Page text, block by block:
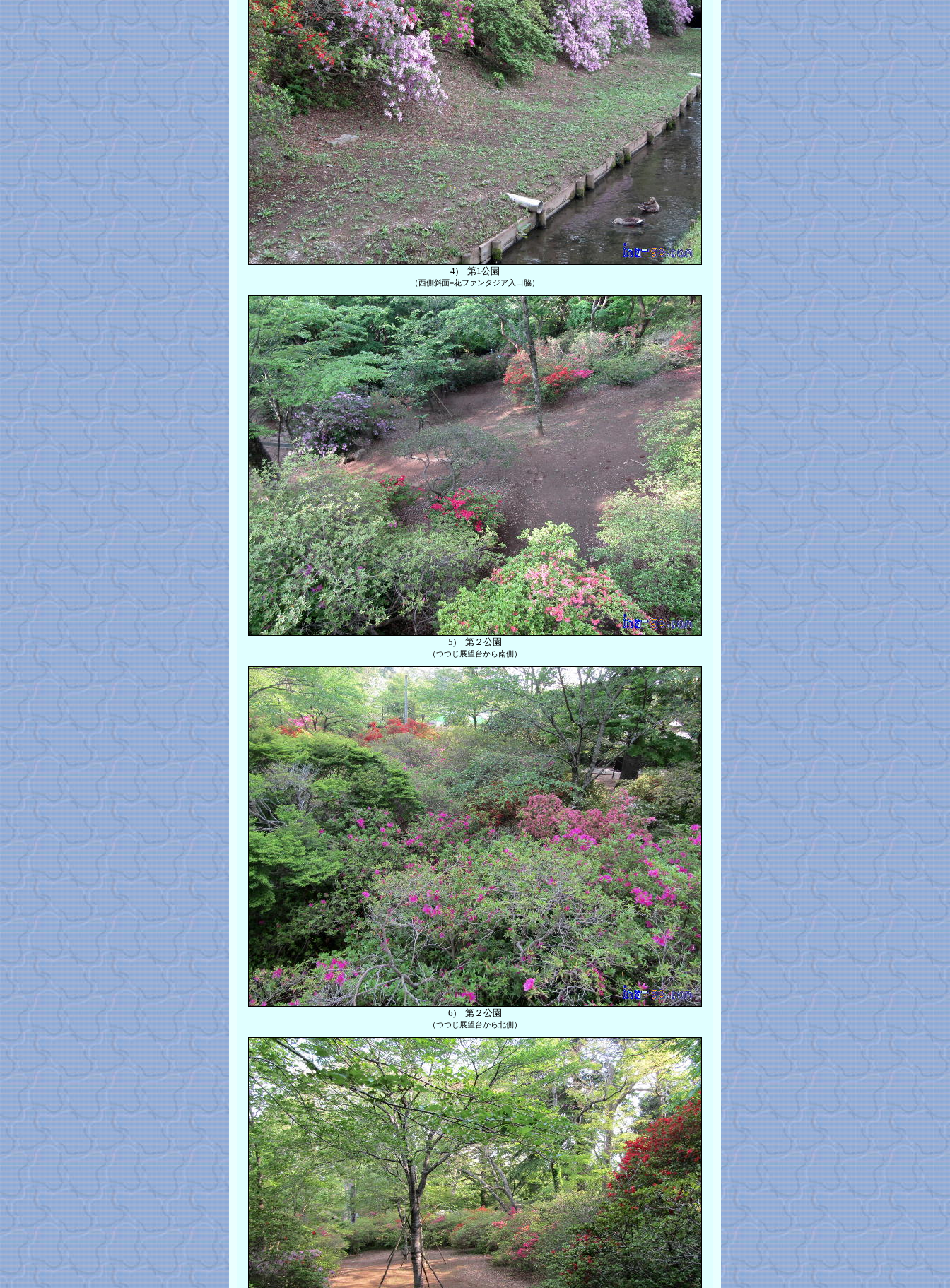
4) 第1公園
（西側斜面=花ファンタジア入口脇）
5) 第２公園
（つつじ展望台から南側）
6) 第２公園
（つつじ展望台から北側）